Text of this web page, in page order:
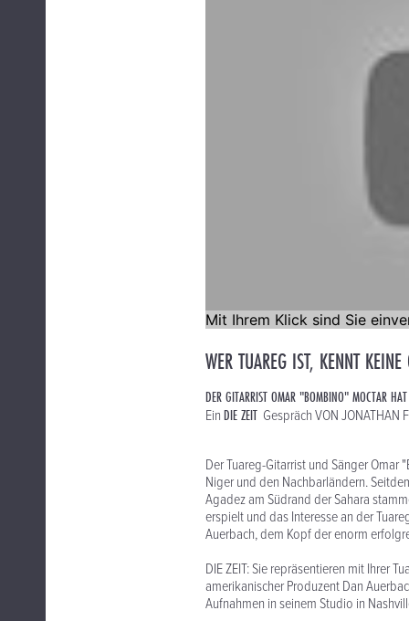
WER TUAREG IST, KENNT KEINE
DER GITARRIST OMAR "BOMBINO" MOCTAR
EinDIE ZEIT Gespräch VON JONATHAN
Der Tuareg-Gitarrist und Sänger
Niger und den Nachbarländern.
Agadez am Südrand der Sahara
erspielt und das Interesse an der
Auerbach, dem Kopf der enorm
DIE ZEIT: Sie repräsentieren mit Ihrer
amerikanischer Produzent Dan
Aufnahmen in seinem Studio in